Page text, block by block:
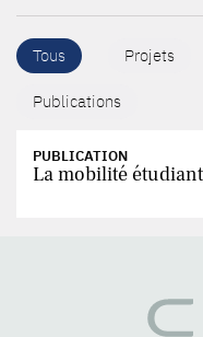
Tous Projets
Publications
PUBLICATION
La mobilité